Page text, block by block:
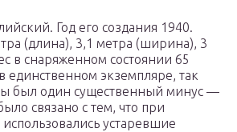
Год его создания 1940.
(длина), 3,1 метра (ширина), 3
в снаряженном состоянии 65
единственном экземпляре, так
был один существенный минус —
связано с тем, что при
использовались устаревшие